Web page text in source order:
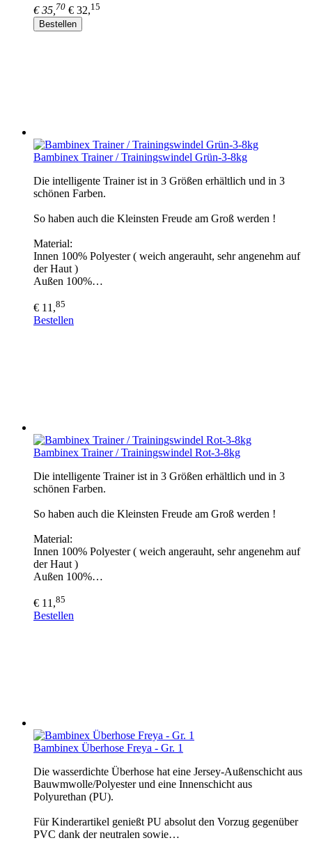
€ 35, 70 € 32,15
Bestellen
Bambinex Trainer / Trainingswindel Grün-3-8kg
Die intelligente Trainer ist in 3 Größen erhältlich und in 3
schönen Farben.
So haben auch die Kleinsten Freude am Groß werden !
Material:
Innen 100% Polyester ( weich angerauht, sehr angenehm auf
der Haut )
Außen 100%…
€ 11,85
Bestellen
Bambinex Trainer / Trainingswindel Rot-3-8kg
Die intelligente Trainer ist in 3 Größen erhältlich und in 3
schönen Farben.
So haben auch die Kleinsten Freude am Groß werden !
Material:
Innen 100% Polyester ( weich angerauht, sehr angenehm auf
der Haut )
Außen 100%…
€ 11,85
Bestellen
Bambinex Überhose Freya - Gr. 1
Die wasserdichte Überhose hat eine Jersey-Außenschicht aus
Bauwmwolle/Polyester und eine Innenschicht aus
Polyurethan (PU).
Für Kinderartikel genießt PU absolut den Vorzug gegenüber
PVC dank der neutralen sowie…